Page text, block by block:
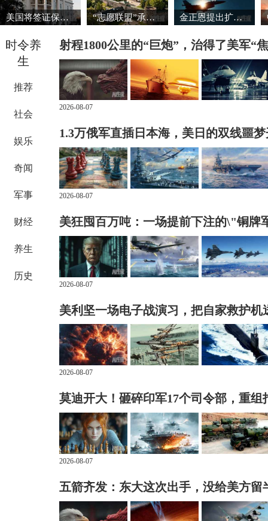
美国将签证保证金国家名单扩大至38国 “志愿联盟”承诺向乌克兰提供安全保障 金正恩提出扩大导弹生产能力的必要性
时令养
生
推荐
社会
娱乐
奇闻
军事
财经
养生
历史
射程1800公里的“巨炮”，治得了美军“
2026-08-07
1.3万俄军直插日本海，美日的双线噩
2026-08-07
美狂囤百万吨：一场提前下注的\"铜牌
2026-08-07
美利坚一场电子战演习，把自家救护机
2026-08-07
莫迪开大！砸碎印军17个司令部，重组
2026-08-07
五箭齐发：东大这次出手，没给美方留